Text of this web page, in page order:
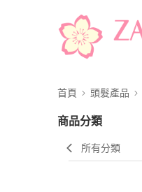
首頁 頭髮產品
商品分類
所有分類